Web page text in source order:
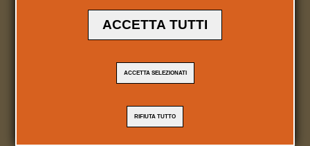
404
ACCETTA TUTTI
ACCETTA SELEZIONATI
RIFIUTA TUTTO